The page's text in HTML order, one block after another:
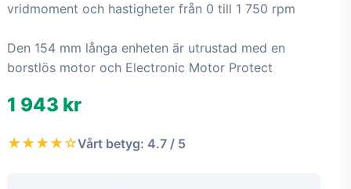
vridmoment och hastigheter från 0 till 1 750 rpm
Den 154 mm långa enheten är utrustad med en
borstlös motor och Electronic Motor Protect
1 943 kr
★★★★☆Vårt betyg: 4.7 / 5